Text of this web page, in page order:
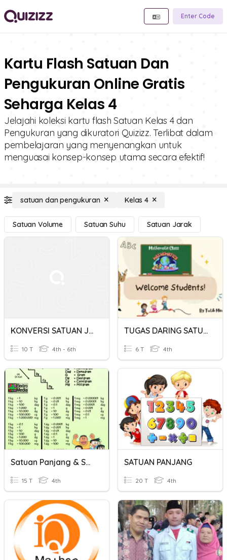
Enter Code
Kartu Flash Satuan Dan
Pengukuran Online Gratis
Seharga Kelas 4
Jelajahi koleksi kartu flash Satuan Kelas 4 dan
Pengukuran yang dikuratori Quizizz. Terlibat dalam
pembelajaran yang menyenangkan untuk
menguasai konsep-konsep utama secara efektif!
satuan dan pengukuran Kelas 4
Satuan Volume Satuan Suhu Satuan Jarak
KONVERSI SATUAN JARAK
10 T 4th - 6th
TUGAS DARING SATUAN JARAK DAN BERAT KELAS 4
6 T 4th
Satuan Panjang & Satuan Berat
15 T 4th
SATUAN PANJANG
20 T 4th